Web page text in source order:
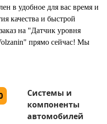
в удобное для вас время и
качества и быстрой
на "Датчик уровня
прямо сейчас! Мы
Системы и
компоненты
автомобилей